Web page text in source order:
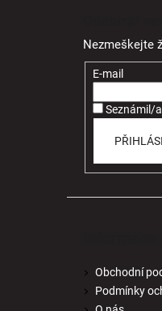
Nezmeškejte
E-mail
Seznámil/
Obchodní
Podmínky